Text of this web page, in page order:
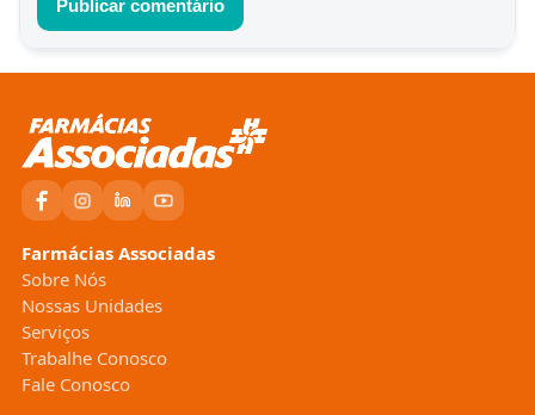
Farmácias Associadas
Sobre Nós
Nossas Unidades
Serviços
Trabalhe Conosco
Fale Conosco